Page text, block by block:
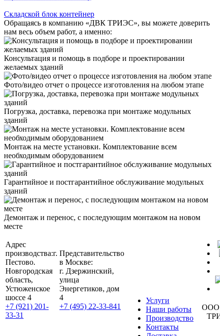
Складской блок контейнер
Обращаясь в компанию «ДВК ТРИЭС», вы можете доверить
нам весь объем работ, а именно:
Консультация и помощь в подборе и проектировании
желаемых зданий
Фото/видео отчет о процессе изготовления на любом этапе
Погрузка, доставка, перевозка при монтаже модульных
зданий
Монтаж на месте установки. Комплектование всем
необходимым оборудованием
Гарантийное и постгарантийное обслуживание модульных
зданий
Демонтаж и перенос, с последующим монтажом на новом
месте
Адрес
производства:г.
Пестово.
Новгородская
область,
Устюженское
шоссе 4
+7 (921) 201-
33-31
Представительство
в Москве:
г. Дзержинский,
улица
Энергетиков, дом
4
+7 (495) 22-33-841
Услуги
Наши работы
Производство
Контакты
ООО